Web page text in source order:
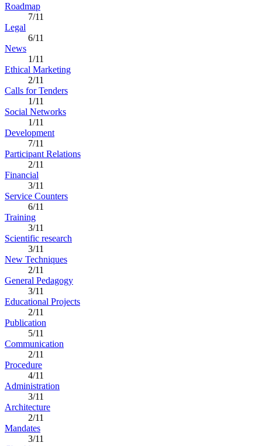
Roadmap
7/11
Legal
6/11
News
1/11
Ethical Marketing
2/11
Calls for Tenders
1/11
Social Networks
1/11
Development
7/11
Participant Relations
2/11
Financial
3/11
Service Counters
6/11
Training
3/11
Scientific research
3/11
New Techniques
2/11
General Pedagogy
3/11
Educational Projects
2/11
Publication
5/11
Communication
2/11
Procedure
4/11
Administration
3/11
Architecture
2/11
Mandates
3/11